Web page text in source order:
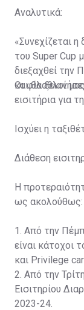
Αναλυτικά:
«Συνεχίζεται
του Super Cup
διεξαχθεί την
και θα
Οι φίλαθλοί
εισιτήρια για
Ισχύει η
Διάθεση
Η
ως ακολούθως:
1. Από την
είναι κάτοχοι
και Privilege
2. Από την
Εισιτηρίου
2023-24.